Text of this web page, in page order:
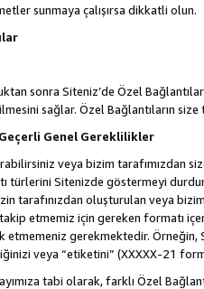
sunmaya çalışırsa dikkatli olun.
sonra Siteniz’de Özel
sağlar. Özel Bağlantıların
Genel Gereklilikler
veya bizim tarafımızdan
türlerini Sitenizde göstermeyi
tarafınızdan oluşturulan veya
etmemiz için gereken formatı
gerekmektedir. Örneğin,
veya “etiketini” (XXXXX-21
tabi olarak, farklı Özel